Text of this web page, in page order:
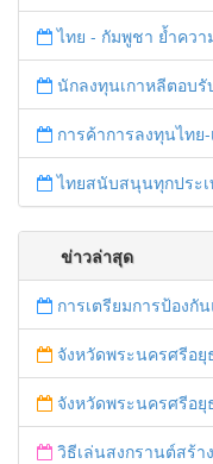
ไทย - กัมพูชา ย้ำความร่วมมือในโอกา
นักลงทุนเกาหลีตอบรับกา
การค้าการลงทุนไทย-เดนมาร์
ไทยสนับสนุนทุกประเทศมีการพัฒนาอย่างมั่
ข่าวล่าสุด
การเตรียมการป้องกัน
จังหวัดพระนครศรีอยุธยา บูรณาการหน่วยงานที่เกี่ยวข้อง ลงพื้นที่จัดระเบียบและดำเนินมาตรการตาม
จังหวัดพระนครศรีอยุธยา ปล่อยแถวตำรวจ ทหาร ฝ่ายปกครอง กว่า 100 นาย ต
วิธีเล่นสงกรานต์สร้า